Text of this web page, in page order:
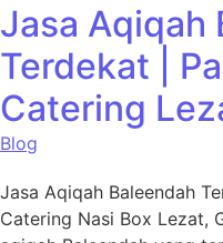
Jasa Aqiqah
Terdekat |
Catering
Blog
Jasa Aqiqah Baleendah
Catering Nasi Box Lezat,